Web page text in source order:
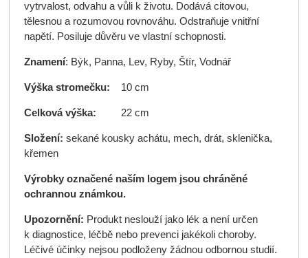
vytrvalost, odvahu a vůli k životu. Dodává citovou,
tělesnou a rozumovou rovnováhu. Odstraňuje vnitřní
napětí. Posiluje důvěru ve vlastní schopnosti.
Znamení: Býk, Panna, Lev, Ryby, Štír, Vodnář
Výška stromečku: 10 cm
Celková výška: 22 cm
Složení: sekané kousky achátu, mech, drát, sklenička,
křemen
Výrobky označené naším logem jsou chráněné
ochrannou známkou.
Upozornění: Produkt neslouží jako lék a není určen
k diagnostice, léčbě nebo prevenci jakékoli choroby.
Léčivé účinky nejsou podloženy žádnou odbornou studií.